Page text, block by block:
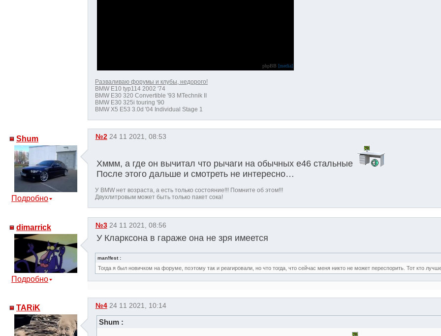
phpBB [media]
Разваливаю форумы и клубы, недорого!
BMW E10 typ114 2002 '74
BMW E30 320 Convertible '93 MTechnik II
BMW E30 325i touring '90
BMW X5 E53 3.0d '04 Individual Stage 1
Shum
Подробно
№2 24 11 2021, 08:53
Хммм, а где он вычитал что рычаги на обычных е46 стальные
После этого дальше и смотреть не интересно…
У BMW нет возраста, а есть только состояние!!! Помните об этом!!!
Двухлитровым может быть только пакет сока!
dimarrick
Подробно
№3 24 11 2021, 08:56
У Кларксона в гараже она не зря имеется
man!fest :
Тогда я был новичком на форуме, поэтому так и реагировали, но что тогда, что сейчас меня никто не может переспорить. Тот кто
TARiK №4 24 11 2021, 10:14
Shum :